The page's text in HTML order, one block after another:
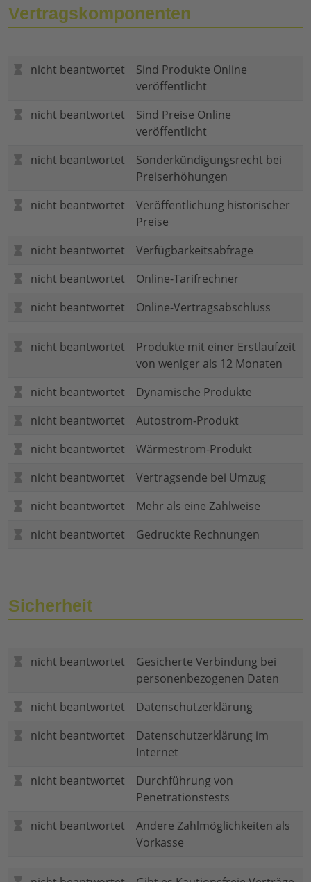
Vertragskomponenten
nicht beantwortet
Sind Produkte Online
veröffentlicht
nicht beantwortet
Sind Preise Online
veröffentlicht
nicht beantwortet
Sonderkündigungsrecht bei
Preiserhöhungen
nicht beantwortet
Veröffentlichung historischer
Preise
nicht beantwortet
Verfügbarkeitsabfrage
nicht beantwortet
Online-Tarifrechner
nicht beantwortet
Online-Vertragsabschluss
nicht beantwortet
Produkte mit einer Erstlaufzeit
von weniger als 12 Monaten
nicht beantwortet
Dynamische Produkte
nicht beantwortet
Autostrom-Produkt
nicht beantwortet
Wärmestrom-Produkt
nicht beantwortet
Vertragsende bei Umzug
nicht beantwortet
Mehr als eine Zahlweise
nicht beantwortet
Gedruckte Rechnungen
Sicherheit
nicht beantwortet
Gesicherte Verbindung bei
personenbezogenen Daten
nicht beantwortet
Datenschutzerklärung
nicht beantwortet
Datenschutzerklärung im
Internet
nicht beantwortet
Durchführung von
Penetrationstests
nicht beantwortet
Andere Zahlmöglichkeiten als
Vorkasse